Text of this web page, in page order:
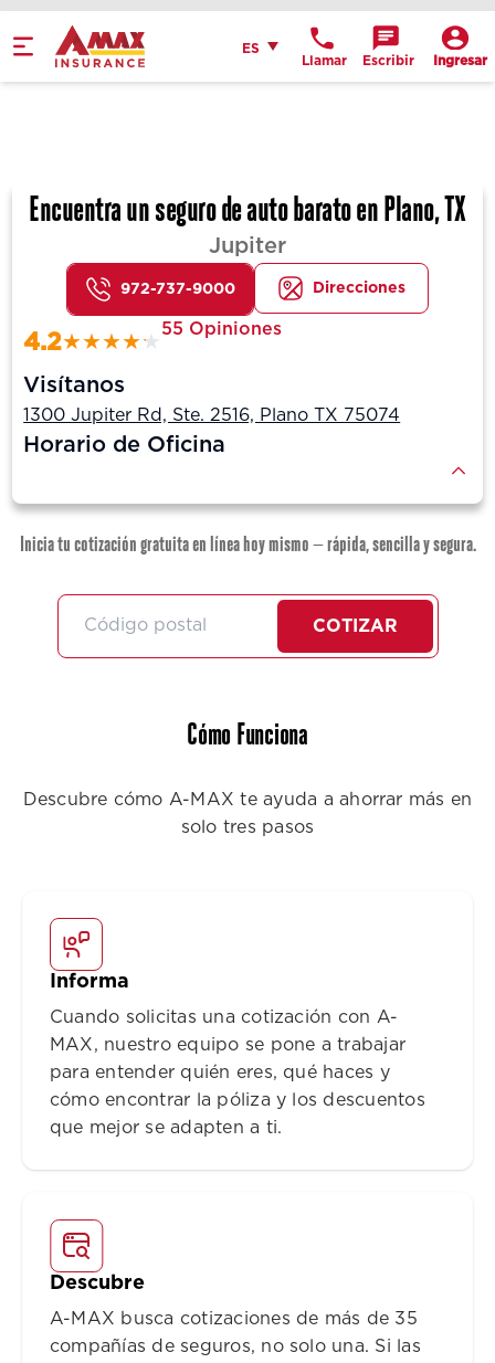
Get Directions
ESEspañol
Llamar Escribir Ingresar
Encuentra un seguro de auto barato en Plano, TX
Jupiter
972-737-9000 Direcciones
4.2
55 Opiniones
Visítanos
1300 Jupiter Rd, Ste. 2516, Plano TX 75074
Horario de Oficina
Inicia tu cotización gratuita en línea hoy mismo — rápida, sencilla y segura.
COTIZAR
Cómo Funciona
Descubre cómo A-MAX te ayuda a ahorrar más en
solo tres pasos
Informa
Cuando solicitas una cotización con A-
MAX, nuestro equipo se pone a trabajar
para entender quién eres, qué haces y
cómo encontrar la póliza y los descuentos
que mejor se adapten a ti.
Descubre
A-MAX busca cotizaciones de más de 35
compañías de seguros, no solo una. Si las